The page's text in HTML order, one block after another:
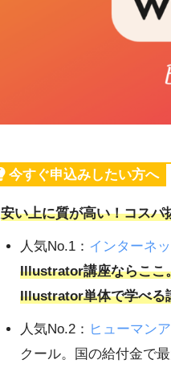
今すぐ申込みしたい方へ
安い上に質が高い！コス
人気No.1： インターネ
Illustrator講座ならここ
Illustrator単体で学べる
人気No.2： ヒューマン
クール。国の給付金で